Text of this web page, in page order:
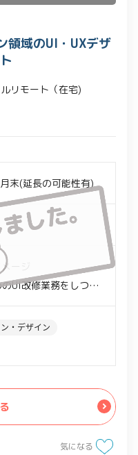
領域のUI・UXデザ
リモート（在宅)
末(延長の可能性有)
ージ
のUI改修業務をしつ
メインのキャッチア
きます
様調整
・デザイン
気になる